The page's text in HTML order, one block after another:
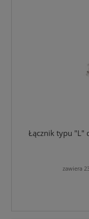
Łącznik typu "L"
zawiera